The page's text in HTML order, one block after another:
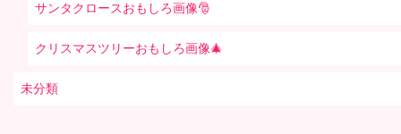
サンタクロースおもしろ画像🎅
クリスマスツリーおもしろ画像🎄
未分類